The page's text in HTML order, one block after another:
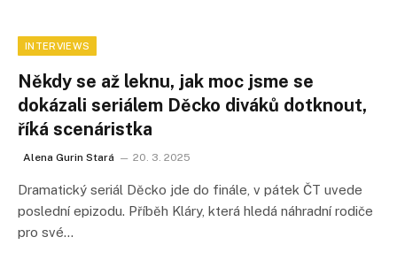
INTERVIEWS
Někdy se až leknu, jak moc jsme se
dokázali seriálem Děcko diváků dotknout,
říká scenáristka
Alena Gurin Stará 20. 3. 2025
Dramatický seriál Děcko jde do finále, v pátek ČT uvede
poslední epizodu. Příběh Kláry, která hledá náhradní rodiče
pro své…